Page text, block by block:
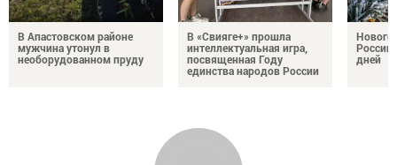
В Апастовском районе
мужчина утонул в
необорудованном пруду
В «Свияге+» прошла
интеллектуальная игра,
посвященная Году
единства народов России
России
дней